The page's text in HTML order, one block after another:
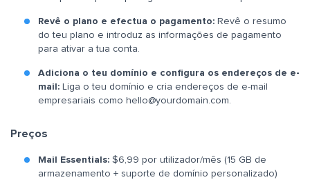
Revê o plano e efectua o pagamento: Revê o resumo
do teu plano e introduz as informações de pagamento
para ativar a tua conta.
Adiciona o teu domínio e configura os endereços de e-
mail: Liga o teu domínio e cria endereços de e-mail
empresariais como hello@yourdomain.com.
Preços
Mail Essentials: $6,99 por utilizador/mês (15 GB de
armazenamento + suporte de domínio personalizado)